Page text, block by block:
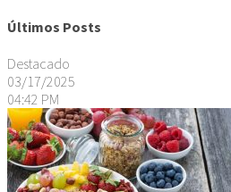
Últimos Posts
Destacado
03/17/2025
04:42 PM